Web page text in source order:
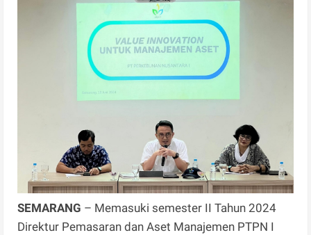
SEMARANG – Memasuki semester II Tahun 2024
Direktur Pemasaran dan Aset Manajemen PTPN I